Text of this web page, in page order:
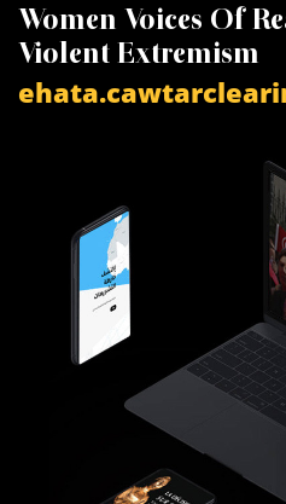
Women Voices Of
Violent Extremism